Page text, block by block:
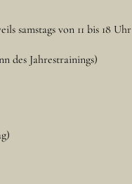
samstags von 11 bis 18 Uhr
des Jahrestrainings)